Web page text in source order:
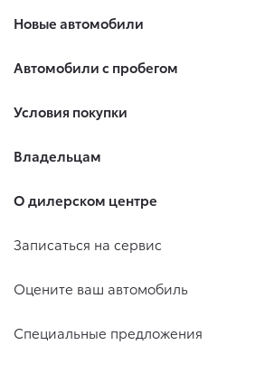
Новые автомобили
Автомобили с пробегом
Условия покупки
Владельцам
О дилерском центре
Записаться на сервис
Оцените ваш автомобиль
Специальные предложения